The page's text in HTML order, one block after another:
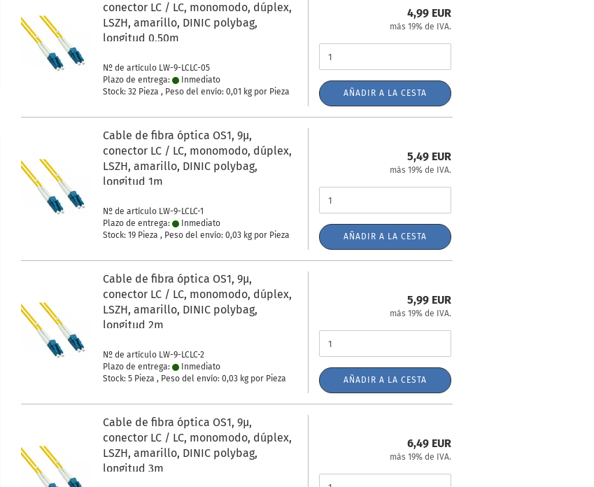
conector LC / LC, monomodo, dúplex,
LSZH, amarillo, DINIC polybag,
longitud 0,50m
Nº de artículo LW-9-LCLC-05
Plazo de entrega:
Inmediato
Stock: 32 Pieza , Peso del envío:0,01 kg por Pieza
4,99 EUR
más 19% de IVA.
AÑADIR A LA CESTA
Cable de fibra óptica OS1, 9µ,
conector LC / LC, monomodo, dúplex,
LSZH, amarillo, DINIC polybag,
longitud 1m
Nº de artículo LW-9-LCLC-1
Plazo de entrega:
Inmediato
Stock: 19 Pieza , Peso del envío:0,03 kg por Pieza
5,49 EUR
más 19% de IVA.
AÑADIR A LA CESTA
Cable de fibra óptica OS1, 9µ,
conector LC / LC, monomodo, dúplex,
LSZH, amarillo, DINIC polybag,
longitud 2m
Nº de artículo LW-9-LCLC-2
Plazo de entrega:
Inmediato
Stock: 5 Pieza , Peso del envío:0,03 kg por Pieza
5,99 EUR
más 19% de IVA.
AÑADIR A LA CESTA
Cable de fibra óptica OS1, 9µ,
conector LC / LC, monomodo, dúplex,
LSZH, amarillo, DINIC polybag,
longitud 3m
6,49 EUR
más 19% de IVA.